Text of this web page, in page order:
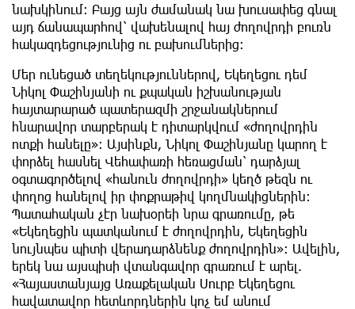
նախկինում: Բայց այն ժամանակ նա խուսափեց գնալ
այդ ճանապարհով՝ վախենալով հայ ժողովրդի բուռն
հակազդեցությունից ու բախումներից:
Մեր ունեցած տեղեկություններով, Եկեղեցու դեմ
Նիկոլ Փաշինյանի ու քպական իշխանության
հայտարարած պատերազմի շրջանակներում
հնարավոր տարբերակ է դիտարկվում «ժողովրդին
ոտքի հանելը»: Այսինքն, Նիկոլ Փաշինյանը կարող է
փորձել հասնել Վեհափառի հեռացման՝ դարձյալ
օգտագործելով «հանուն ժողովրդի» կեղծ թեզն ու
փողոց հանելով իր փոքրաթիվ կողմնակիցներին:
Պատահական չէր նախօրեի նրա գրառումը, թե
«Եկեղեցին պատկանում է ժողովրդին, Եկեղեցին
նույնպես պիտի վերադարձնենք ժողովրդին»: Ավելին,
երեկ նա այսպիսի վտանգավոր գրառում է արել.
«Հայաստանյայց Առաքելական Սուրբ Եկեղեցու
հավատավոր հետևորդներին կոչ եմ անում